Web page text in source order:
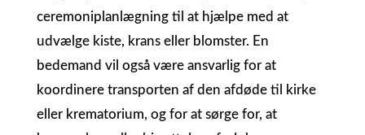
ceremoniplanlægning til at hjælpe med at
udvælge kiste, krans eller blomster. En
bedemand vil også være ansvarlig for at
koordinere transporten af den afdøde til kirke
eller krematorium, og for at sørge for, at